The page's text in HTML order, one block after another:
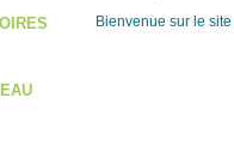
Bienvenue sur le site